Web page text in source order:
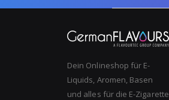
Dein Onlineshop für E-
Liquids, Aromen, Basen
und alles für die E-Zigarette